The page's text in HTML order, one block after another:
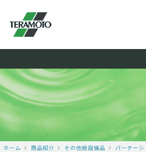
ホーム 商品紹介 その他施設備品 パーテー